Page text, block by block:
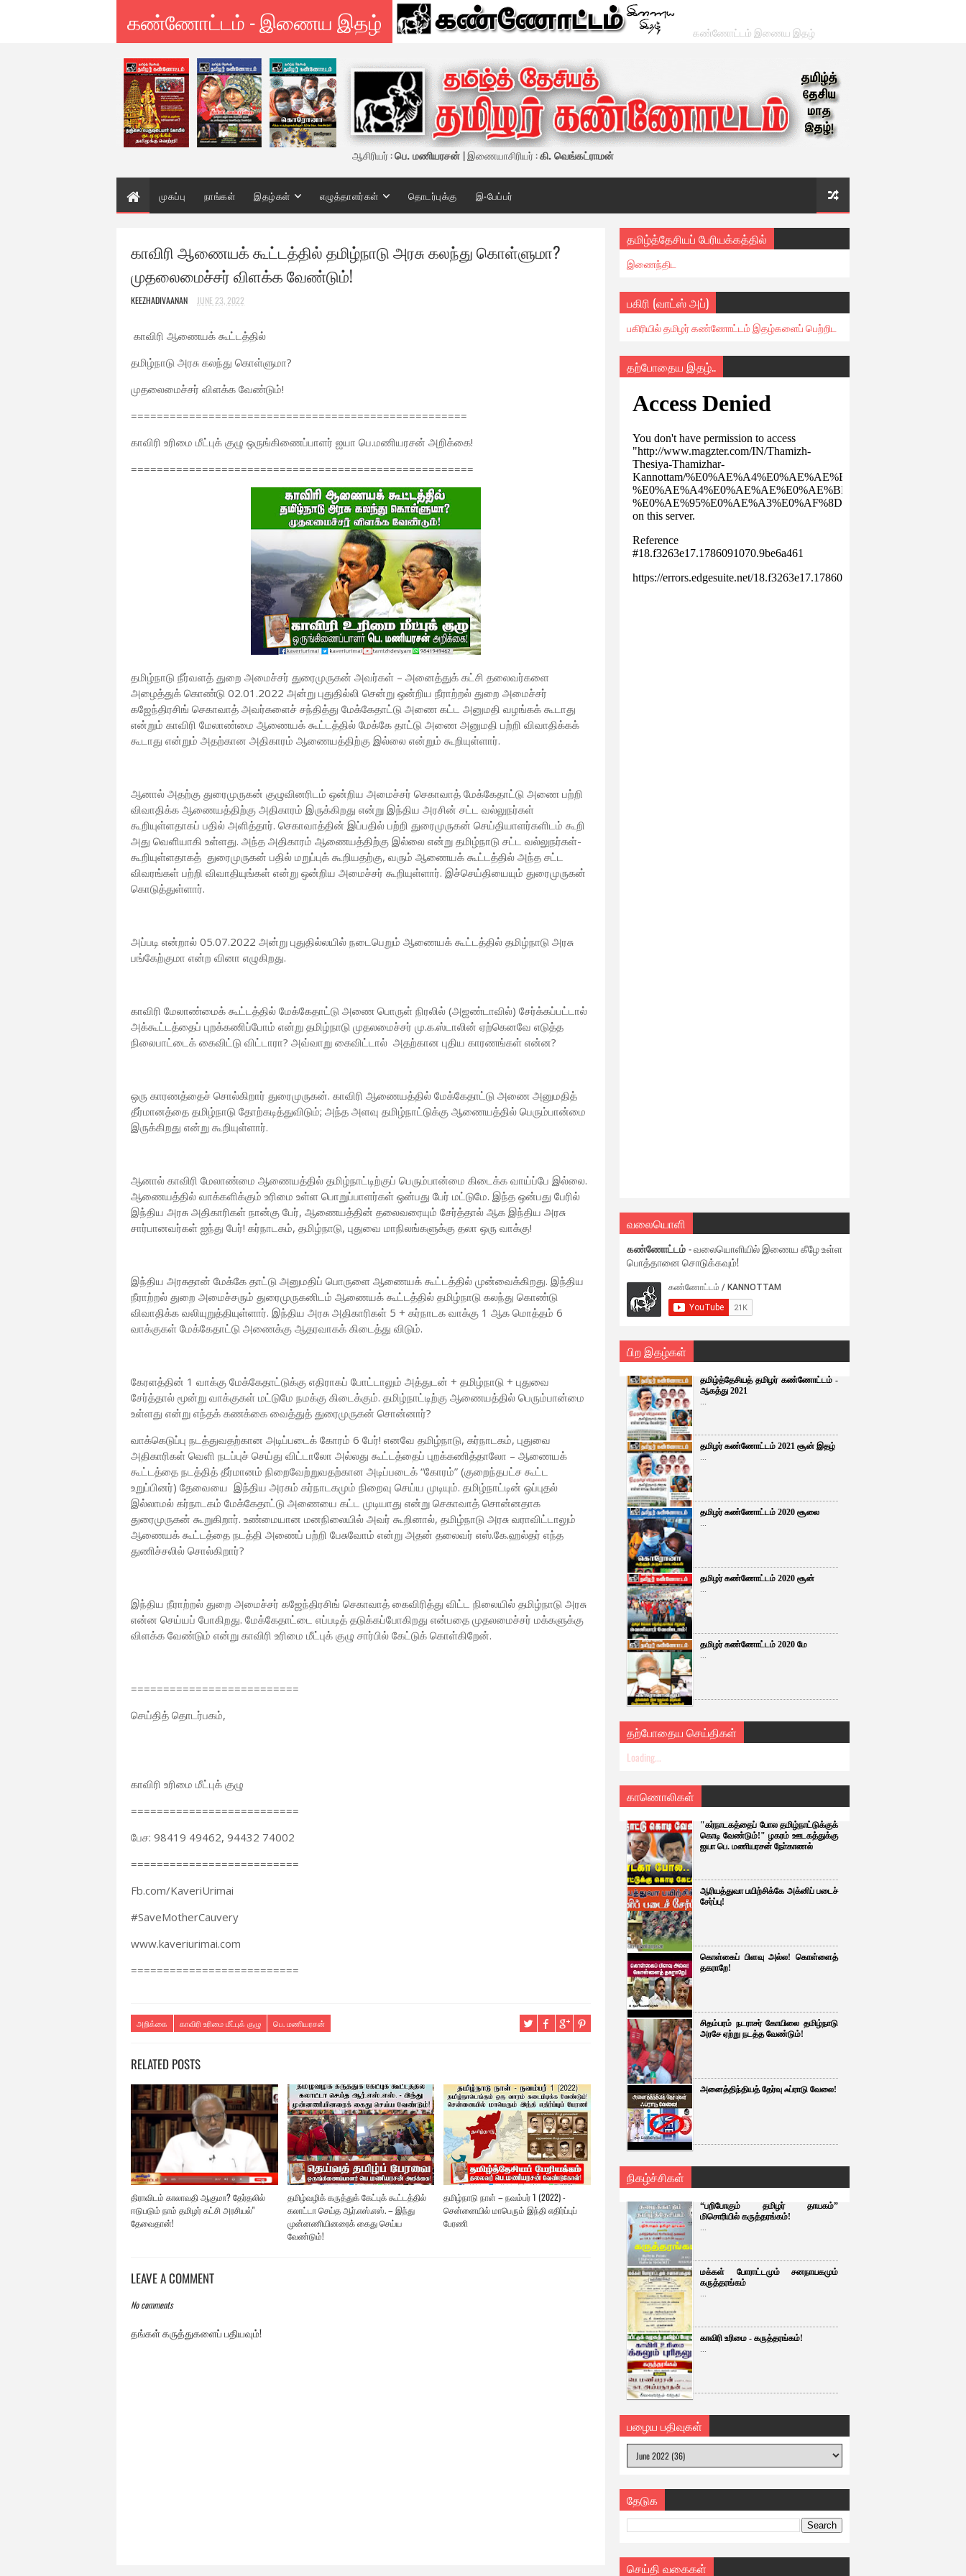
கண்ணோட்டம் - இணைய இதழ் கண்ணோட்டம் இணைய இதழ்
ஆசிரியர் :பெ. மணியரசன் | இணையாசிரியர் :கி. வெங்கட்ராமன்
முகப்பு நாங்கள் இதழ்கள் எழுத்தாளர்கள் தொடர்புக்கு இ-பேப்பர்
காவிரி ஆணையக் கூட்டத்தில் தமிழ்நாடு அரசு கலந்து கொள்ளுமா?
முதலைமைச்சர் விளக்க வேண்டும்!
KEEZHADIVAANAN JUNE 23, 2022
காவிரி ஆணையக் கூட்டத்தில்
தமிழ்நாடு அரசு கலந்து கொள்ளுமா?
முதலைமைச்சர் விளக்க வேண்டும்!
====================================================
காவிரி உரிமை மீட்புக் குழு ஒருங்கிணைப்பாளர் ஐயா பெ.மணியரசன் அறிக்கை!
=====================================================
தமிழ்நாடு நீர்வளத் துறை அமைச்சர் துரைமுருகன் அவர்கள் – அனைத்துக் கட்சி தலைவர்களை
அழைத்துக் கொண்டு 02.01.2022 அன்று புதுதில்லி சென்று ஒன்றிய நீராற்றல் துறை அமைச்சர்
கஜேந்திரசிங் செகாவாத் அவர்களைச் சந்தித்து மேக்கேதாட்டு அணை கட்ட அனுமதி வழங்கக் கூடாது
என்றும் காவிரி மேலாண்மை ஆணையக் கூட்டத்தில் மேக்கே தாட்டு அணை அனுமதி பற்றி விவாதிக்கக்
கூடாது என்றும் அதற்கான அதிகாரம் ஆணையத்திற்கு இல்லை என்றும் கூறியுள்ளார்.
ஆனால் அதற்கு துரைமுருகன் குழுவினரிடம் ஒன்றிய அமைச்சர் செகாவாத் மேக்கேதாட்டு அணை பற்றி
விவாதிக்க ஆணையத்திற்கு அதிகாரம் இருக்கிறது என்று இந்திய அரசின் சட்ட வல்லுநர்கள்
கூறியுள்ளதாகப் பதில் அளித்தார். செகாவாத்தின் இப்பதில் பற்றி துரைமுருகன் செய்தியாளர்களிடம் கூறி
அது வெளியாகி உள்ளது. அந்த அதிகாரம் ஆணையத்திற்கு இல்லை என்று தமிழ்நாடு சட்ட வல்லுநர்கள்-
கூறியுள்ளதாகத் துரைமுருகன் பதில் மறுப்புக் கூறியதற்கு, வரும் ஆணையக் கூட்டத்தில் அந்த சட்ட
விவரங்கள் பற்றி விவாதியுங்கள் என்று ஒன்றிய அமைச்சர் கூறியுள்ளார். இச்செய்தியையும் துரைமுருகன்
கொடுத்துள்ளார்.
அப்படி என்றால் 05.07.2022 அன்று புதுதில்லயில் நடைபெறும் ஆணையக் கூட்டத்தில் தமிழ்நாடு அரசு
பங்கேற்குமா என்ற வினா எழுகிறது.
காவிரி மேலாண்மைக் கூட்டத்தில் மேக்கேதாட்டு அணை பொருள் நிரலில் (அஜண்டாவில்) சேர்க்கப்பட்டால்
அக்கூட்டத்தைப் புறக்கணிப்போம் என்று தமிழ்நாடு முதலமைச்சர் மு.க.ஸ்டாலின் ஏற்கெனவே எடுத்த
நிலைபாட்டைக் கைவிட்டு விட்டாரா? அவ்வாறு கைவிட்டால் அதற்கான புதிய காரணங்கள் என்ன?
ஒரு காரணத்தைச் சொல்கிறார் துரைமுருகன். காவிரி ஆணையத்தில் மேக்கேதாட்டு அணை அனுமதித்
தீர்மானத்தை தமிழ்நாடு தோற்கடித்துவிடும்; அந்த அளவு தமிழ்நாட்டுக்கு ஆணையத்தில் பெரும்பான்மை
இருக்கிறது என்று கூறியுள்ளார்.
ஆனால் காவிரி மேலாண்மை ஆணையத்தில் தமிழ்நாட்டிற்குப் பெரும்பான்மை கிடைக்க வாய்ப்பே இல்லை.
ஆணையத்தில் வாக்களிக்கும் உரிமை உள்ள பொறுப்பாளர்கள் ஒன்பது பேர் மட்டுமே. இந்த ஒன்பது பேரில்
இந்திய அரசு அதிகாரிகள் நான்கு பேர், ஆணையத்தின் தலைவரையும் சேர்த்தால் ஆக இந்திய அரசு
சார்பானவர்கள் ஐந்து பேர்! கர்நாடகம், தமிழ்நாடு, புதுவை மாநிலங்களுக்கு தலா ஒரு வாக்கு!
இந்திய அரசுதான் மேக்கே தாட்டு அனுமதிப் பொருளை ஆணையக் கூட்டத்தில் முன்வைக்கிறது. இந்திய
நீராற்றல் துறை அமைச்சரும் துரைமுருகனிடம் ஆணையக் கூட்டத்தில் தமிழ்நாடு கலந்து கொண்டு
விவாதிக்க வலியுறுத்தியுள்ளார். இந்திய அரசு அதிகாரிகள் 5 + கர்நாடக வாக்கு 1 ஆக மொத்தம் 6
வாக்குகள் மேக்கேதாட்டு அணைக்கு ஆதரவாகக் கிடைத்து விடும்.
கேரளத்தின் 1 வாக்கு மேக்கேதாட்டுக்கு எதிராகப் போட்டாலும் அத்துடன் + தமிழ்நாடு + புதுவை
சேர்த்தால் மூன்று வாக்குகள் மட்டுமே நமக்கு கிடைக்கும். தமிழ்நாட்டிற்கு ஆணையத்தில் பெரும்பான்மை
உள்ளது என்று எந்தக் கணக்கை வைத்துத் துரைமுருகன் சொன்னார்?
வாக்கெடுப்பு நடத்துவதற்கான அடிப்படைக் கோரம் 6 பேர்! எனவே தமிழ்நாடு, கர்நாடகம், புதுவை
அதிகாரிகள் வெளி நடப்புச் செய்து விட்டாலோ அல்லது கூட்டத்தைப் புறக்கணித்தாலோ – ஆணையக்
கூட்டத்தை நடத்தித் தீர்மானம் நிறைவேற்றுவதற்கான அடிப்படைக் “கோரம்” (குறைந்தபட்ச கூட்ட
உறுப்பினர்) தேவையை இந்திய அரசும் கர்நாடகமும் நிறைவு செய்ய முடியும். தமிழ்நாட்டின் ஒப்புதல்
இல்லாமல் கர்நாடகம் மேக்கேதாட்டு அணையை கட்ட முடியாது என்று செகாவாத் சொன்னதாக
துரைமுருகன் கூறுகிறார். உண்மையான மனநிலையில் அவர் கூறினால், தமிழ்நாடு அரசு வராவிட்டாலும்
ஆணையக் கூட்டத்தை நடத்தி அணைப் பற்றி பேசுவோம் என்று அதன் தலைவர் எஸ்.கே.ஹல்தர் எந்த
துணிச்சலில் சொல்கிறார்?
இந்திய நீராற்றல் துறை அமைச்சர் கஜேந்திரசிங் செகாவாத் கைவிரித்து விட்ட நிலையில் தமிழ்நாடு அரசு
என்ன செய்யப் போகிறது. மேக்கேதாட்டை எப்படித் தடுக்கப்போகிறது என்பதை முதலமைச்சர் மக்களுக்கு
விளக்க வேண்டும் என்று காவிரி உரிமை மீட்புக் குழு சார்பில் கேட்டுக் கொள்கிறேன்.
==========================
செய்தித் தொடர்பகம்,
காவிரி உரிமை மீட்புக் குழு
==========================
பேச: 98419 49462, 94432 74002
==========================
Fb.com/KaveriUrimai
#SaveMotherCauvery
www.kaveriurimai.com
==========================
அறிக்கை காவிரி உரிமை மீட்புக் குழு பெ. மணியரசன்
RELATED POSTS
திராவிடம் காலாவதி ஆகுமா? தேர்தலில்
ஈடுபடும் நாம் தமிழர் கட்சி அரசியல்"
தேவைதான்!
தமிழ்வழிக் கருத்துக் கேட்புக் கூட்டத்தில்
கலாட்டா செய்த ஆர்.எஸ்.எஸ். – இந்து
முன்னணியினரைக் கைது செய்ய
வேண்டும்!
தமிழ்நாடு நாள் – நவம்பர் 1 (2022) -
சென்னையில் மாபெரும் இந்தி எதிர்ப்புப்
பேரணி
LEAVE A COMMENT
No comments
தங்கள் கருத்துகளைப் பதியவும்!
தமிழ்த்தேசியப் பேரியக்கத்தில்
இணைந்திட
பகிரி (வாட்ஸ் அப்)
பகிரியில் தமிழர் கண்ணோட்டம் இதழ்களைப் பெற்றிட
தற்போதைய இதழ்..
வலையொளி
கண்ணோட்டம்- வலையொளியில் இணைய கீழே உள்ள
பொத்தானை சொடுக்கவும்!
பிற இதழ்கள்
தமிழ்த்தேசியத் தமிழர் கண்ணோட்டம் -
ஆகத்து 2021
...
தமிழர் கண்ணோட்டம் 2021 சூன் இதழ்
...
தமிழர் கண்ணோட்டம் 2020 சூலை
...
தமிழர் கண்ணோட்டம் 2020 சூன்
...
தமிழர் கண்ணோட்டம் 2020 மே
...
தற்போதைய செய்திகள்
Loading...
காணொலிகள்
"கர்நாடகத்தைப் போல தமிழ்நாட்டுக்குக்
கொடி வேண்டும்!" ழகரம் ஊடகத்துக்கு
ஐயா பெ. மணியரசன் நோ்காணல்
ஆரியத்துவா பயிற்சிக்கே அக்னிப் படைச்
சேர்ப்பு!
கொள்கைப் பிளவு அல்ல! கொள்ளைத்
தகராறே!
சிதம்பரம் நடராசர் கோயிலை தமிழ்நாடு
அரசே ஏற்று நடத்த வேண்டும்!
அனைத்திந்தியத் தேர்வு ஃப்ராடு வேலை!
நிகழ்ச்சிகள்
“பறிபோகும் தமிழர் தாயகம்”
மிசொரியில் கருத்தரங்கம்!
...
மக்கள் போராட்டமும் சனநாயகமும்
கருத்தரங்கம்
...
காவிரி உரிமை - கருத்தரங்கம்!
...
பழைய பதிவுகள்
தேடுக
செய்தி வகைகள்